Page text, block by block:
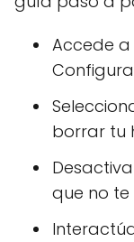
Accede
borrar tu
que no te